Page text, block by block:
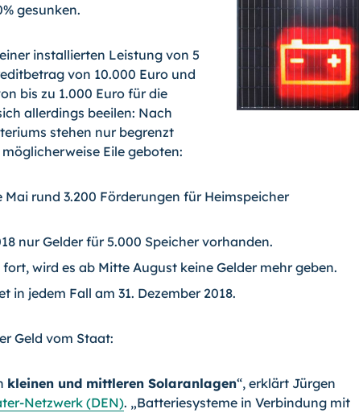
gesunken.
installierten Leistung von 5
von 10.000 Euro und
bis zu 1.000 Euro für die
allerdings beeilen: Nach
stehen nur begrenzt
Eile geboten:
rund 3.200 Förderungen für Heimspeicher
nur Gelder für 5.000 Speicher vorhanden.
wird es ab Mitte August keine Gelder mehr geben.
in jedem Fall am 31. Dezember 2018.
Geld vom Staat:
kleinen und mittleren Solaranlagen“, erklärt Jürgen
Netzwerk (DEN). „Batteriesysteme in Verbindung mit